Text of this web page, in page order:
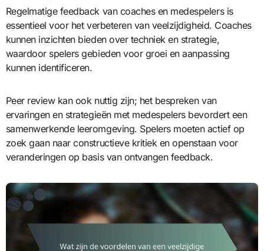
Regelmatige feedback van coaches en medespelers is
essentieel voor het verbeteren van veelzijdigheid. Coaches
kunnen inzichten bieden over techniek en strategie,
waardoor spelers gebieden voor groei en aanpassing
kunnen identificeren.
Peer review kan ook nuttig zijn; het bespreken van
ervaringen en strategieën met medespelers bevordert een
samenwerkende leeromgeving. Spelers moeten actief op
zoek gaan naar constructieve kritiek en openstaan voor
veranderingen op basis van ontvangen feedback.